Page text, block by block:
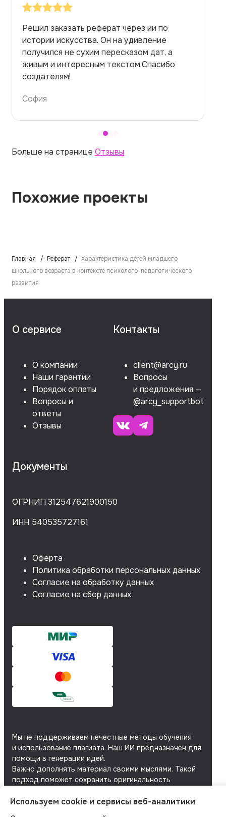
Заказывала реферат с помощью нейросети
на медицинскую тему. Ожидала худшего,
но справилась. Термины использовала
правильно. Для быстрого ознакомления с
темой — идеально.
Алина
Больше на странице Отзывы
Похожие проекты
Главная Реферат
Характеристика детей младшего
школьного возраста в контексте психолого-педагогического
развития
О сервисе
О компании
Наши гарантии
Порядок оплаты
Вопросы и
ответы
Отзывы
Контакты
client@arcy.ru
Вопросы
и предложения —
@arcy_supportbot
Документы
ОГРНИП 312547621900150
ИНН 540535727161
Оферта
Политика обработки персональных данных
Согласие на обработку данных
Согласие на сбор данных
Мы не поддерживаем нечестные методы обучения
и использование плагиата. Наш ИИ предназначен для
помощи в генерации идей.
Важно дополнять материал своими мыслями. Такой
подход поможет сохранить оригинальность
Мы используемфайлы cookieисервисы веб-
Используем cookie и сервисы веб-аналитики